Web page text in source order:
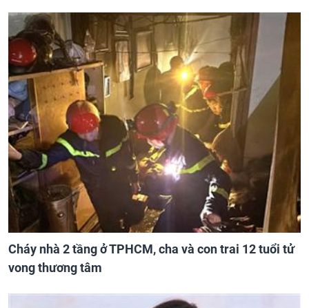
Cháy nhà 2 tầng ở TPHCM, cha và con trai 12 tuổi tử
vong thương tâm